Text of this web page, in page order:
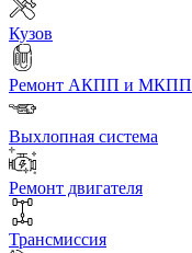
Кузов
Ремонт АКПП и МКПП
Выхлопная система
Ремонт двигателя
Трансмиссия